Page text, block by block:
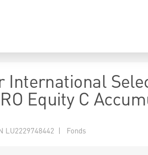
International
Equity C
LU2229748442 | Fonds